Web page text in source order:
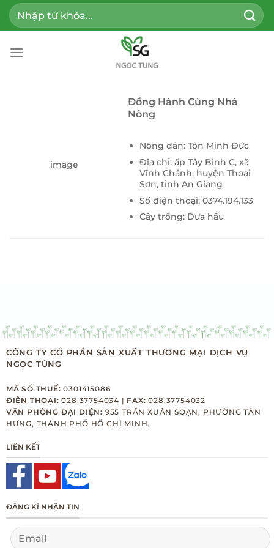
Bỏ
qua
dung
Tìm
kiếm:
image
Đồng Hành Cùng Nhà
Nông
Nông dân: Tôn Minh Đức
Địa chỉ: ấp Tây Bình C, xã
Vĩnh Chánh, huyện Thoại
Sơn, tỉnh An Giang
Số điện thoại: 0374.194.133
Cây trồng: Dưa hấu
CÔNG TY CỔ PHẦN SẢN XUẤT THƯƠNG MẠI DỊCH VỤ
NGỌC TÙNG
MÃ SỐ THUẾ: 0301415086
ĐIỆN THOẠI: 028.37754034 | FAX: 028.37754032
VĂN PHÒNG ĐẠI DIỆN: 955 TRẦN XUÂN SOẠN, PHƯỜNG TÂN
HƯNG, THÀNH PHỐ HỒ CHÍ MINH.
LIÊN KẾT
ĐĂNG KÍ NHẬN TIN